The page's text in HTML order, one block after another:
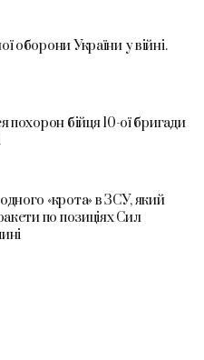
оборони України у війні.
похорон бійця 10-ої бригади
«крота» в ЗСУ, який
по позиціях Сил